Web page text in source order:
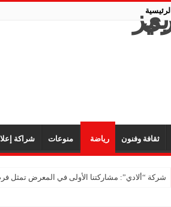
ثقافة وفنون رياضة منوعات شراكة
شركة “ألادي”: مشاركتنا الأولى في المعرض تمثل